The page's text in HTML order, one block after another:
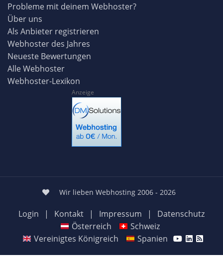
Probleme mit deinem Webhoster?
Über uns
Als Anbieter registrieren
Webhoster des Jahres
Neueste Bewertungen
Alle Webhoster
Webhoster-Lexikon
Anzeige
Wir lieben Webhosting 2006 - 2026
Login | Kontakt | Impressum |
Datenschutz
Österreich
Schweiz
Vereinigtes Königreich
Spanien